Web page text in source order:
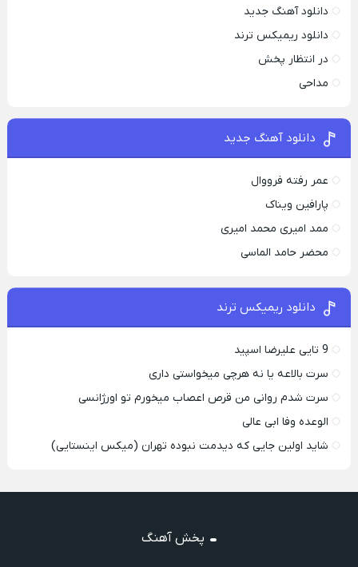
دانلود آهنگ جدید
دانلود ریمیکس ترند
در انتظار پخش
مداحی
دانلود آهنگ جدید
عمر رفته فرووال
پارافين ویناک
ممد امیری محمد امیری
محضر حامد الماسی
دانلود ریمیکس ترند
9 تایی علیرضا اسپید
سرت بالاعه یا نه هرچی میخواستی داری
سرت شدم روانی من قرص اعصاب میخورم تو اورژانسی
الوعده وفا ابی عالی
شاید اولین جایی که دیدمت نبوده تهران (میکس اینستایی)
پخش آهنگ